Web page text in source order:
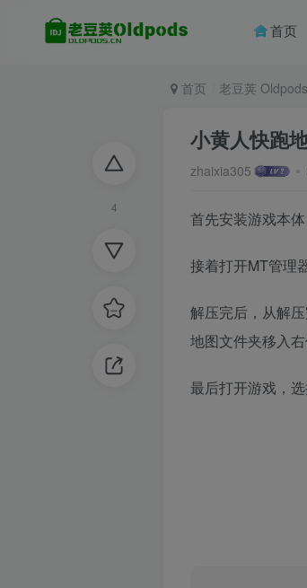
首页
4
首页 老豆荚 Oldpods
小黄人快跑
zhaixia305
首先安装游戏本
接着打开MT管理
解压完后，从解
地图文件夹移入
最后打开游戏，